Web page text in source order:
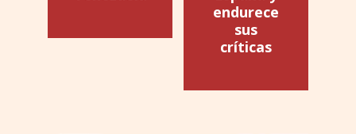
endurece
sus
críticas